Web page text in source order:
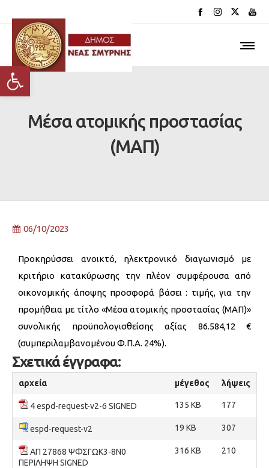
Ανοίξτε τη γραμμή εργαλείων
Μέσα ατομικής προστασίας
(ΜΑΠ)
06/10/2023
Προκηρύσσει ανοικτό, ηλεκτρονικό διαγωνισμό με
κριτήριο κατακύρωσης την πλέον συμφέρουσα από
οικονομικής άποψης προσφορά βάσει : τιμής, για την
προμήθεια με τίτλο «Μέσα ατομικής προστασίας (ΜΑΠ)»
συνολικής προϋπολογισθείσης αξίας 86.584,12 €
(συμπεριλαμβανομένου Φ.Π.Α. 24%).
Σχετικά έγγραφα:
αρχεία μέγεθος λήψεις
4 espd-request-v2-6 SIGNED 135 KB 177
espd-request-v2 19 KB 307
ΑΠ 27868 ΨΦΣΓΩΚ3-8Ν0
ΠΕΡΙΛΗΨΗ SIGNED
316 KB 210